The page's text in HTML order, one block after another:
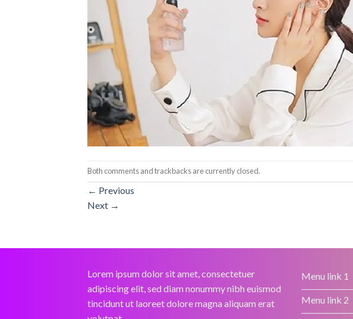
Both comments and trackbacks are currently closed.
← Previous
Next →
Lorem ipsum dolor sit amet, consectetuer
adipiscing elit, sed diam nonummy nibh euismod
tincidunt ut laoreet dolore magna aliquam erat
Menu link 1
Menu link 2